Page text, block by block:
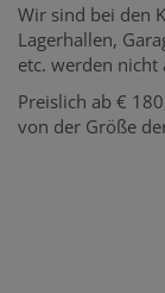
Wir sind bei den
Lagerhallen,
etc. werden nicht
Preislich ab €
von der Größe